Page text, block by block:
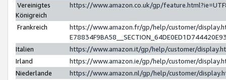
Vereinigtes
Königreich
https://www.amazon.co.uk/gp/
Frankreich
https://www.amazon.fr/gp/help/customer/
Italien
https://www.amazon.it/gp/help/customer/
Irland
https://www.amazon.ie/gp/help/customer/
Niederlande
https://www.amazon.nl/gp/help/customer/